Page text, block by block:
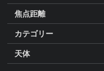
焦点距離
カテゴリー
天体